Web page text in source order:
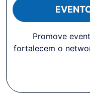
Promove
fortalecem o